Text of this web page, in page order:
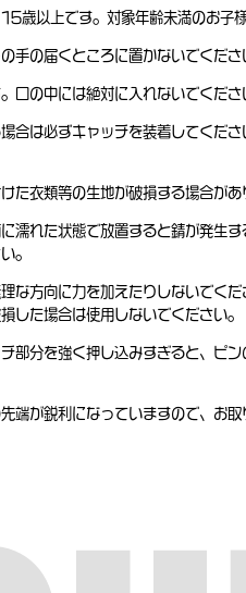
歳以上です。対象年齢未満のお子
手の届くところに置かないでくださ
口の中には絶対に入れないでくださ
合は必ずキャッチを装着してくだ
た衣類等の生地が破損する場合があ
濡れた状態で放置すると錆が発生
。
な方向に力を加えたりしないでく
した場合は使用しないでください。
部分を強く押し込みすぎると、ピ
端が鋭利になっていますので、お取